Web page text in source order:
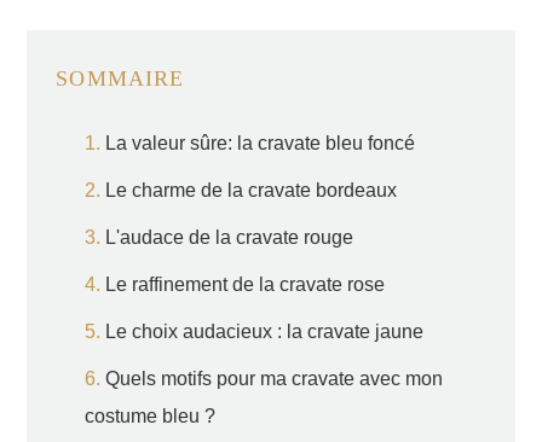
SOMMAIRE
La valeur sûre: la cravate bleu foncé
Le charme de la cravate bordeaux
L'audace de la cravate rouge
Le raffinement de la cravate rose
Le choix audacieux : la cravate jaune
Quels motifs pour ma cravate avec mon
costume bleu ?